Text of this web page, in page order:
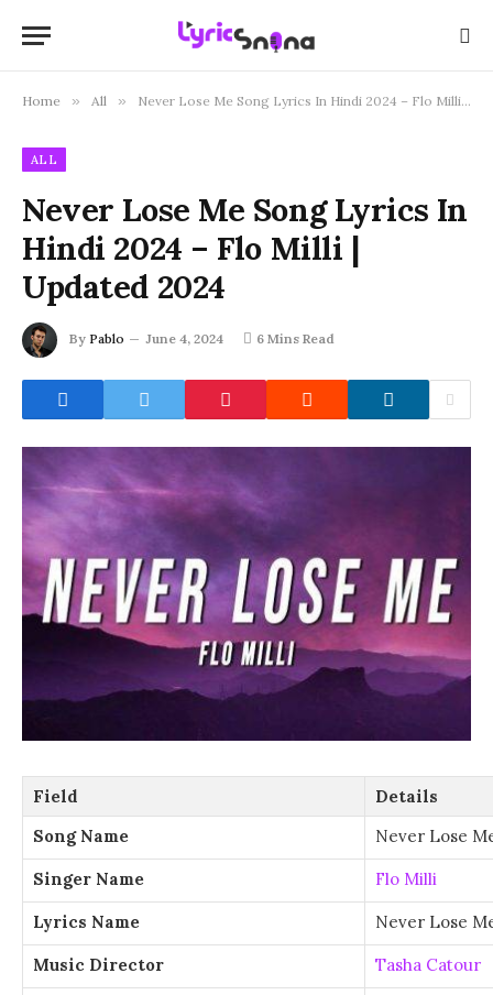
Home » All » Never Lose Me Song Lyrics In Hindi 2024 – Flo Milli | Updated 2024
ALL
Never Lose Me Song Lyrics In
Hindi 2024 – Flo Milli |
Updated 2024
By Pablo June 4, 2024 6 Mins Read
Field
Details
Song Name
Never Lose
Singer Name Flo Milli
Lyrics Name Never Lose
Music Director Tasha Catour